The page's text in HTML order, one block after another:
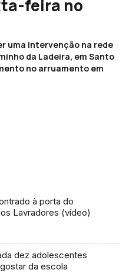
feira no
uma intervenção na rede
da Ladeira, em Santo
no arruamento em
à porta do
Lavradores (vídeo)
dez adolescentes
da escola